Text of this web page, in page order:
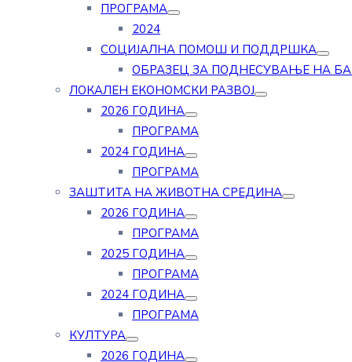
ПРОГРАМА
2024
СОЦИЈАЛНА ПОМОШ И ПОДДРШКА
ОБРАЗЕЦ ЗА ПОДНЕСУВАЊЕ НА
ЛОКАЛЕН ЕКОНОМСКИ РАЗВОЈ
2026 ГОДИНА
ПРОГРАМА
2024 ГОДИНА
ПРОГРАМА
ЗАШТИТА НА ЖИВОТНА СРЕДИНА
2026 ГОДИНА
ПРОГРАМА
2025 ГОДИНА
ПРОГРАМА
2024 ГОДИНА
ПРОГРАМА
КУЛТУРА
2026 ГОДИНА